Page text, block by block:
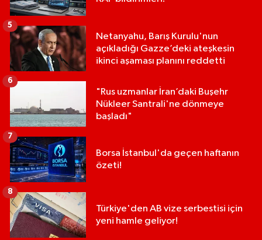
Netanyahu, Barış Kurulu'nun
açıkladığı Gazze’deki ateşkesin
ikinci aşaması planını reddetti
5
"Rus uzmanlar İran’daki Buşehr
Nükleer Santrali'ne dönmeye
başladı"
6
Borsa İstanbul'da geçen haftanın
özeti!
7
Türkiye'den AB vize serbestisi için
yeni hamle geliyor!
8